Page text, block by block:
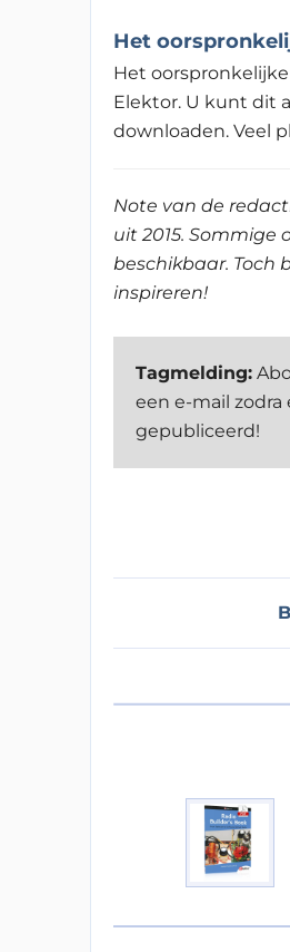
Het
Het oorspronkelijke
Elektor. U kunt dit
downloaden. Veel
Note van de
uit 2015.
beschikbaar. Toch
inspireren!
Tagmelding:
een e-mail
gepubliceerd!